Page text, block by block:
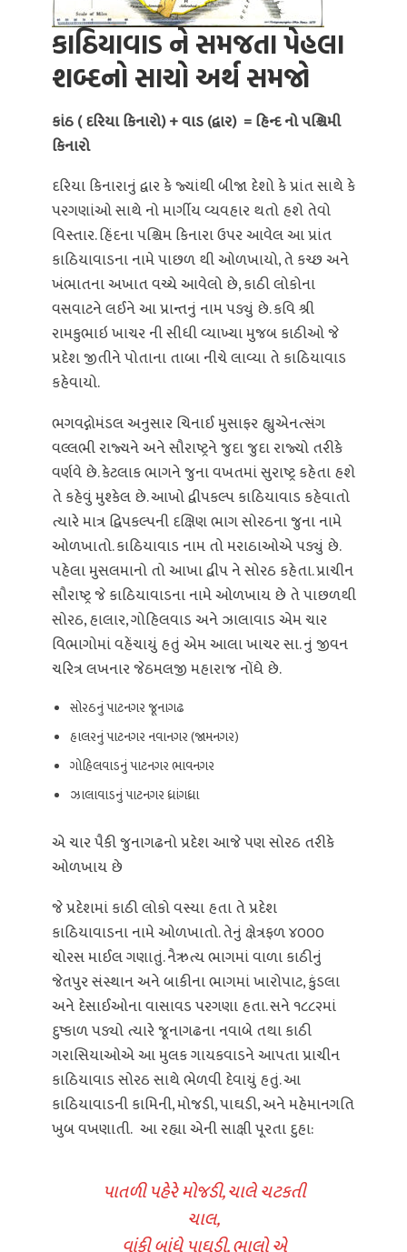
કાઠિયાવાડ ને સમજતા પેહલા
શબ્દનો સાચો અર્થ સમજો
કાંઠ ( દરિયા કિનારો) + વાડ (દ્વાર) = હિન્દ નો પશ્ચિમી
કિનારો
દરિયા કિનારાનું દ્વાર કે જ્યાંથી બીજા દેશો કે પ્રાંત સાથે કે
પરગણાંઓ સાથે નો માર્ગીય વ્યવહાર થતો હશે તેવો
વિસ્તાર. હિંદના પશ્ચિમ કિનારા ઉપર આવેલ આ પ્રાંત
કાઠિયાવાડના નામે પાછળ થી ઓળખાયો, તે કચ્છ અને
ખંભાતના અખાત વચ્ચે આવેલો છે, કાઠી લોકોના
વસવાટને લઈને આ પ્રાન્તનું નામ પડ્યું છે. કવિ શ્રી
રામકુભાઇ ખાચર ની સીધી વ્યાખ્યા મુજબ કાઠીઓ જે
પ્રદેશ જીતીને પોતાના તાબા નીચે લાવ્યા તે કાઠિયાવાડ
કહેવાયો.
ભગવદ્ગોમંડલ અનુસાર ચિનાઈ મુસાફર હ્યુએનત્સંગ
વલ્લભી રાજ્યને અને સૌરાષ્ટ્રને જુદા જુદા રાજ્યો તરીકે
વર્ણવે છે. કેટલાક ભાગને જુના વખતમાં સુરાષ્ટ્ર કહેતા હશે
તે કહેવું મુશ્કેલ છે. આખો દ્વીપકલ્પ કાઠિયાવાડ કહેવાતો
ત્યારે માત્ર દ્વિપકલ્પની દક્ષિણ ભાગ સોરઠના જુના નામે
ઓળખાતો. કાઠિયાવાડ નામ તો મરાઠાઓએ પડ્યું છે.
પહેલા મુસલમાનો તો આખા દ્વીપ ને સોરઠ કહેતા. પ્રાચીન
સૌરાષ્ટ્ર જે કાઠિયાવાડના નામે ઓળખાય છે તે પાછળથી
સોરઠ, હાલાર, ગોહિલવાડ અને ઝાલાવાડ એમ ચાર
વિભાગોમાં વહેંચાયું હતું એમ આલા ખાચર સા. નું જીવન
ચરિત્ર લખનાર જેઠમલજી મહારાજ નોંધે છે.
સોરઠનું પાટનગર જૂનાગઢ
હાલરનું પાટનગર નવાનગર (જામનગર)
ગોહિલવાડનું પાટનગર ભાવનગર
ઝાલાવાડનું પાટનગર ધ્રાંગધ્રા
એ ચાર પૈકી જુનાગઢનો પ્રદેશ આજે પણ સોરઠ તરીકે
ઓળખાય છે
જે પ્રદેશમાં કાઠી લોકો વસ્યા હતા તે પ્રદેશ
કાઠિયાવાડના નામે ઓળખાતો. તેનું ક્ષેત્રફળ ૪૦૦૦
ચોરસ માઈલ ગણાતું. નૈઋત્ય ભાગમાં વાળા કાઠીનું
જેતપુર સંસ્થાન અને બાકીના ભાગમાં ખારોપાટ, કુંડલા
અને દેસાઈઓના વાસાવડ પરગણા હતા. સને ૧૮૮૨માં
દુષ્કાળ પડ્યો ત્યારે જૂનાગઢના નવાબે તથા કાઠી
ગરાસિયાઓએ આ મુલક ગાયકવાડને આપતા પ્રાચીન
કાઠિયાવાડ સોરઠ સાથે ભેળવી દેવાયું હતું. આ
કાઠિયાવાડની કામિની, મોજડી, પાઘડી, અને મહેમાનગતિ
ખુબ વખણાતી. આ રહ્યા એની સાક્ષી પૂરતા દુહા:
પાતળી પહેરે મોજડી, ચાલે ચટકતી
ચાલ,